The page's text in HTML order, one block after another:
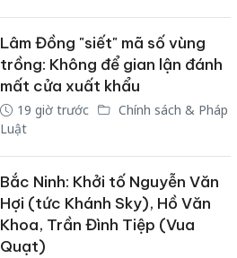
Lâm Đồng "siết" mã số vùng
trồng: Không để gian lận đánh
mất cửa xuất khẩu
19 giờ trước
Chính sách & Pháp
Luật
Bắc Ninh: Khởi tố Nguyễn Văn
Hợi (tức Khánh Sky), Hồ Văn
Khoa, Trần Đình Tiệp (Vua
Quạt)